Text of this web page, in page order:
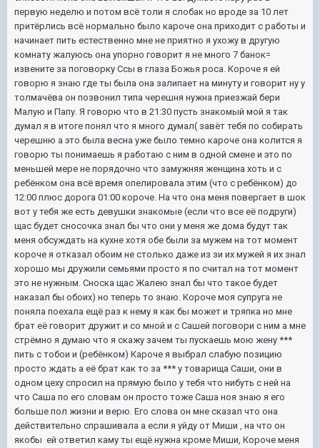
первую неделю и потом всё толи я слобак но вроде за 10 лет
притёрлись всё нормально было кароче она приходит с работы и
начинает пить естественно мне не приятно я ухожу в другую
комнату жалуюсь она упорно говорит я не много 7 банок=
извените за поговорку Ссы в глаза Божья роса. Короче я ей
говорю я знаю где ты была она залипает на минуту и говорит ну у
толмачёва он позвонил типа черешня нужна приезжай бери
Малую и Папу. Я говорю что в 21:30 пусть знакомый мой я так
думал я в итоге понял что я много думал( завёт тебя по собирать
черешню а это была весна уже было темно кароче она колится я
говорю ты понимаешь я работаю с ним в одной смене и это по
меньшей мере не порядочно что замужняя женщина хоть и с
ребёнком она всё время опелировала этим (что с ребёнком) до
12:00 плюс дорога 01:00 короче. На что она меня повергает в шок
вот у тебя же есть девушки знакомые (если что все её подруги)
щас будет сносочка знал бы что они у меня же дома будут так
меня обсуждать на кухне хотя обе были за мужем на тот момент
короче я отказал обоим не столько даже из зи их мужей я их знал
хорошо мы дружили семьями просто я по считал на тот момент
это не нужным. Сноска щас Жалею знал бы что такое будет
наказал бы обоих) но теперь то знаю. Короче моя супруга не
поняла поехала ещё раз к нему я как бы может и тряпка но мне
брат её говорит дружит и со мной и с Сашей поговори с ним а мне
стрёмно я думаю что я скажу зачем ты пускаешь мою жену ***
пить с тобои и (ребёнком) Кароче я выбрал слабую позицию
просто ждать а её брат как то за *** у товарища Саши, они в
одном цеху спросил на прямую было у тебя что нибуть с ней на
что Саша по его словам он просто тоже Саша ноя знаю я его
больше пол жизни и верю. Его слова он мне сказал что она
действительно спрашивала а если я уйду от Миши , на что он
якобы ей ответил каму ты ещё нужна кроме Миши, Короче меня